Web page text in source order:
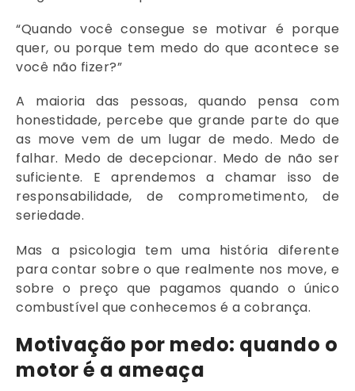
“Quando você consegue se motivar é porque
quer, ou porque tem medo do que acontece se
você não fizer?”
A maioria das pessoas, quando pensa com
honestidade, percebe que grande parte do que
as move vem de um lugar de medo. Medo de
falhar. Medo de decepcionar. Medo de não ser
suficiente. E aprendemos a chamar isso de
responsabilidade, de comprometimento, de
seriedade.
Mas a psicologia tem uma história diferente
para contar sobre o que realmente nos move, e
sobre o preço que pagamos quando o único
combustível que conhecemos é a cobrança.
Motivação por medo: quando o
motor é a ameaça